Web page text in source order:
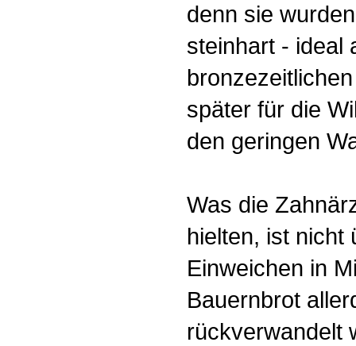
denn sie
steinhart - ideal
später für die
den geringen
Was die
hielten, ist nicht
Einweichen in
Bauernbrot
rückverwandelt